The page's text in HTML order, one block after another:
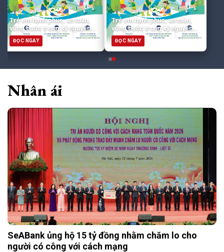
Trẻ em hạnh phúc, an toàn,
vững bước trong kỷ nguyên
số
ĐỌC NGAY
Trẻ em hạnh phúc, an toàn,
vững bước trong kỷ nguyên
số
ĐỌC NGAY
Nhân ái
SeABank ủng hộ 15 tỷ đồng nhằm chăm lo cho
người có công với cách mạng